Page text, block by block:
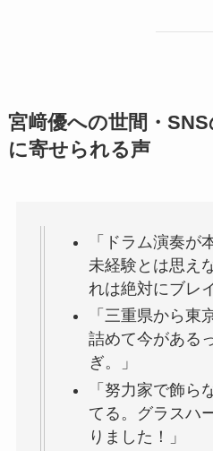
宮﨑優への世間・
に寄せられる声
「ドラム演奏が
未経験とは思え
れは絶対にブレ
「三重県から東
詰めて今がある
ぎ。」
「努力家で飾ら
てる。グラスハ
りました！」